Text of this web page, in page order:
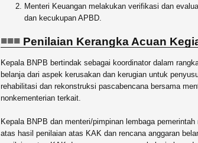
Menteri Keuangan melakukan verifikasi dan
dan kecukupan APBD.
Penilaian Kerangka Acuan
Kepala BNPB bertindak sebagai koordinator dalam
belanja dari aspek kerusakan dan kerugian untuk
rehabilitasi dan rekonstruksi pascabencana bersama
nonkementerian terkait.
Kepala BNPB dan menteri/pimpinan lembaga
atas hasil penilaian atas KAK dan rencana anggaran